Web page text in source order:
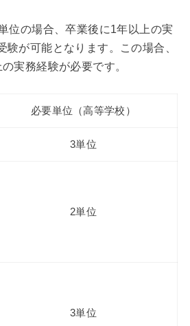
位の場合、卒業後に1年以上の実
験が可能となります。この場合、
実務経験が必要です。
必要単位（高等学校）
3単位
2単位
3単位